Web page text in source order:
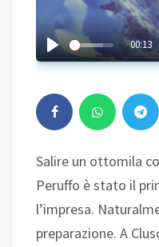
00:13
02:57
Salire un ottomila
Peruffo è stato il
l’impresa.
preparazione. A